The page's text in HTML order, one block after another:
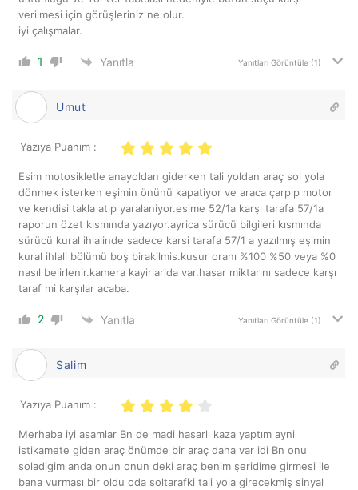
verilmesi için görüşleriniz ne olur.
iyi çalışmalar.
1 Yanıtla Yanıtları Görüntüle (1)
Umut
Yazıya Puanım :
Esim motosikletle anayoldan giderken tali yoldan araç sol yola
dönmek isterken eşimin önünü kapatiyor ve araca çarpıp motor
ve kendisi takla atıp yaralaniyor.esime 52/1a karşı tarafa 57/1a
raporun özet kısmında yazıyor.ayrica sürücü bilgileri kısmında
sürücü kural ihlalinde sadece karsi tarafa 57/1 a yazılmış eşimin
kural ihlali bölümü boş birakilmis.kusur oranı %100 %50 veya %0
nasıl belirlenir.kamera kayirlarida var.hasar miktarını sadece karşı
taraf mi karşılar acaba.
2 Yanıtla Yanıtları Görüntüle (1)
Salim
Yazıya Puanım :
Merhaba iyi asamlar Bn de madi hasarlı kaza yaptım ayni
istikamete giden araç önümde bir araç daha var idi Bn onu
soladigim anda onun onun deki araç benim şeridime girmesi ile
bana vurması bir oldu oda soltarafki tali yola girecekmiş sinyal